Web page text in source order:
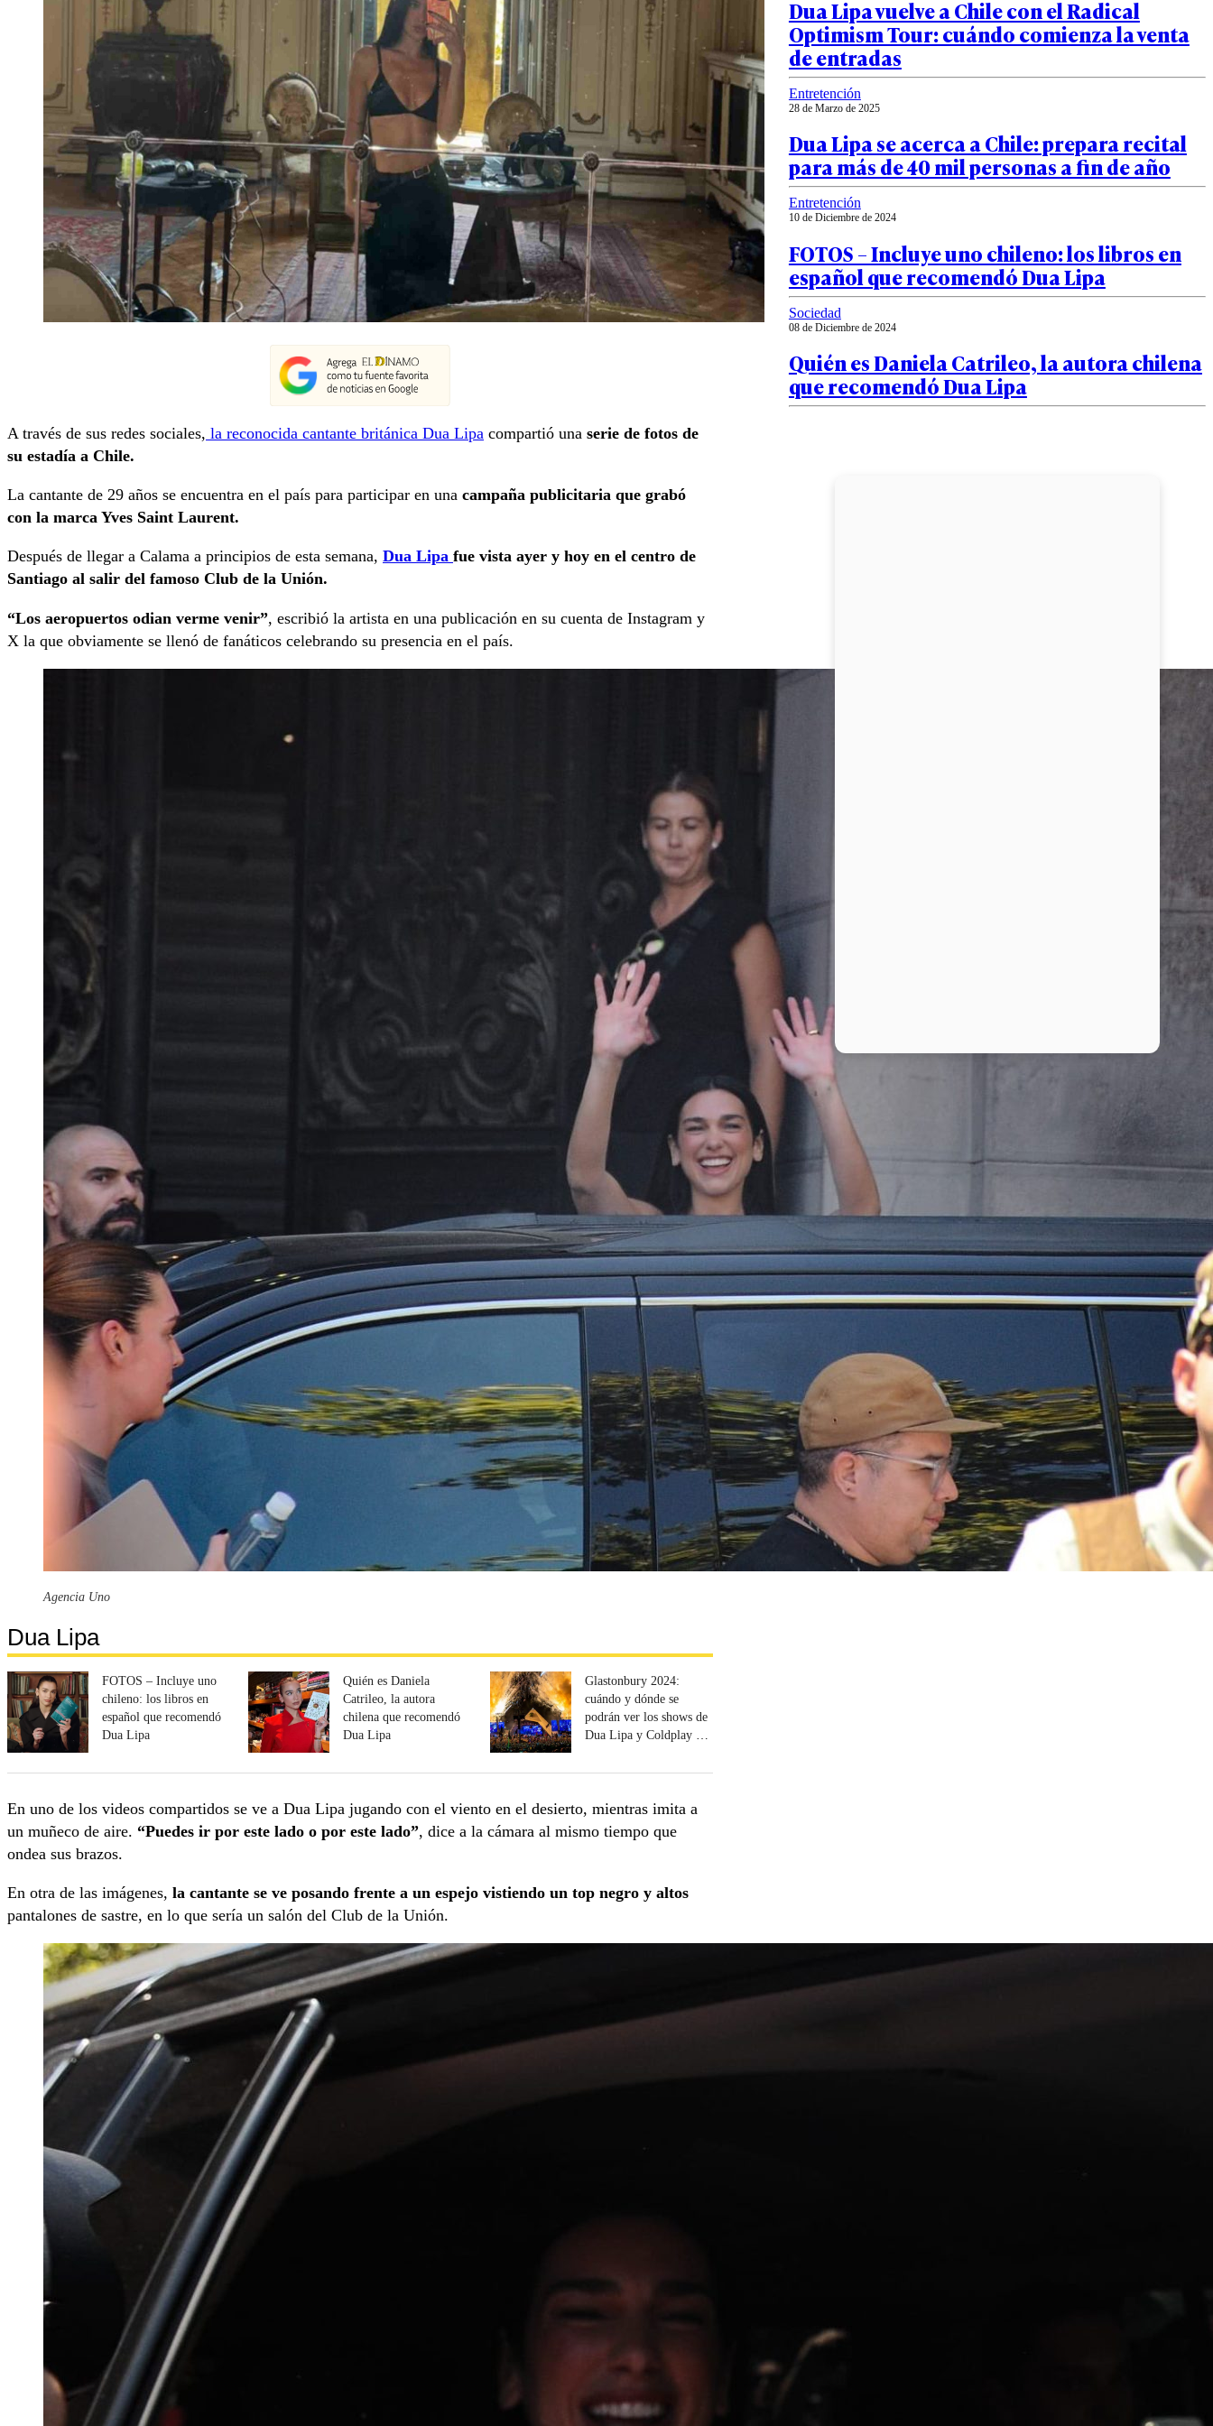
A través de sus redes sociales, la reconocida cantante británica Dua Lipa compartió una serie de fotos de
su estadía a Chile.
La cantante de 29 años se encuentra en el país para participar en una campaña publicitaria que grabó
con la marca Yves Saint Laurent.
Después de llegar a Calama a principios de esta semana, Dua Lipa fue vista ayer y hoy en el centro de
Santiago al salir del famoso Club de la Unión.
“Los aeropuertos odian verme venir”, escribió la artista en una publicación en su cuenta de Instagram y
X la que obviamente se llenó de fanáticos celebrando su presencia en el país.
Agencia Uno
Dua Lipa
FOTOS – Incluye uno
chileno: los libros en
español que recomendó
Dua Lipa
Quién es Daniela
Catrileo, la autora
chilena que recomendó
Dua Lipa
Glastonbury 2024:
cuándo y dónde se
podrán ver los shows de
Dua Lipa y Coldplay en
En uno de los videos compartidos se ve a Dua Lipa jugando con el viento en el desierto, mientras imita a
un muñeco de aire. “Puedes ir por este lado o por este lado”, dice a la cámara al mismo tiempo que
ondea sus brazos.
En otra de las imágenes, la cantante se ve posando frente a un espejo vistiendo un top negro y altos
pantalones de sastre, en lo que sería un salón del Club de la Unión.
Dua Lipa vuelve a Chile con el Radical
Optimism Tour: cuándo comienza la venta
de entradas
Entretención
28 de Marzo de 2025
Dua Lipa se acerca a Chile: prepara recital
para más de 40 mil personas a fin de año
Entretención
10 de Diciembre de 2024
FOTOS – Incluye uno chileno: los libros en
español que recomendó Dua Lipa
Sociedad
08 de Diciembre de 2024
Quién es Daniela Catrileo, la autora chilena
que recomendó Dua Lipa